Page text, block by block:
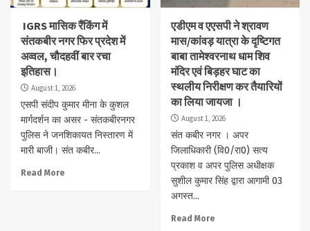
IGRS मासिक रैंकिंग में
संतकबीर नगर फिर प्रदेश में
अव्वल, चौदहवीं बार रचा
इतिहास।
August 1, 2026
एसपी संदीप कुमार मीना के कुशल
मार्गदर्शन का असर - संतकबीरनगर
पुलिस ने जनशिकायत निस्तारण में
मारी बाजी। संत कबीर...
Read More
एडीएम व एएसपी ने श्रावण
मास/कांवड़ यात्रा के दृष्टिगत
बाबा तामेश्वरनाथ धाम शिव
मंदिर एवं बिड़हर घाट का
स्थलीय निरीक्षण कर तैयारियों
का लिया जायजा ।
August 1, 2026
संत कबीर नगर । अपर
जिलाधिकारी (वि0/रा0) सत्य
प्रकाश व अपर पुलिस अधीक्षक
सुशील कुमार सिंह द्वारा आगामी 03
अगस्त...
Read More